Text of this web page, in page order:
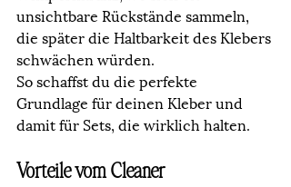
unsichtbare Rückstände sammeln,
die später die Haltbarkeit des Klebers
schwächen würden.
So schaffst du die perfekte
Grundlage für deinen Kleber und
damit für Sets, die wirklich halten.
Vorteile vom Cleaner